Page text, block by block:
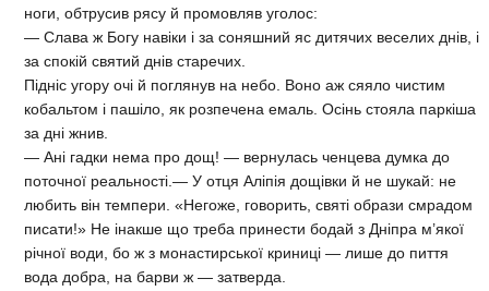
ноги, обтрусив рясу й промовляв уголос:
— Слава ж Богу навіки і за соняшний яс дитячих веселих днів, і
за спокій святий днів старечих.
Підніс угору очі й поглянув на небо. Воно аж сяяло чистим
кобальтом і пашіло, як розпечена емаль. Осінь стояла паркіша
за дні жнив.
— Ані гадки нема про дощ! — вернулась ченцева думка до
поточної реальності.— У отця Аліпія дощівки й не шукай: не
любить він темпери. «Негоже, говорить, святі образи смрадом
писати!» Не інакше що треба принести бодай з Дніпра м’якої
річної води, бо ж з монастирської криниці — лише до пиття
вода добра, на барви ж — затверда.